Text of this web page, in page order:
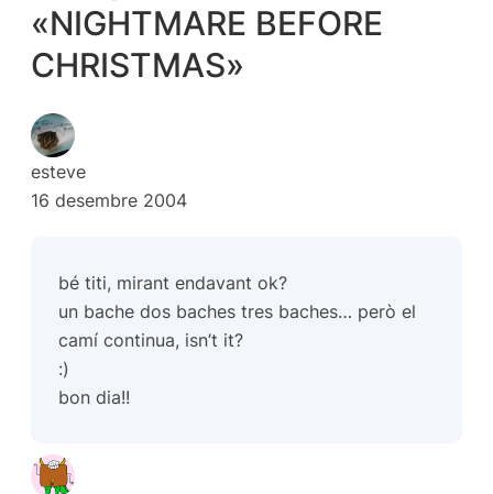
«NIGHTMARE BEFORE
CHRISTMAS»
esteve
16 desembre 2004
bé titi, mirant endavant ok?
un bache dos baches tres baches… però el
camí continua, isn’t it?
:)
bon dia!!